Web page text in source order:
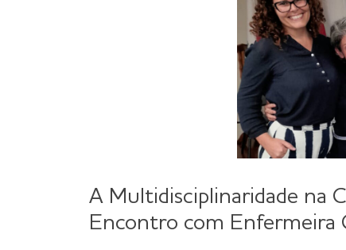
A Multidisciplinaridade na
Encontro com Enfermeira